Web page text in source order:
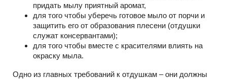
придать мылу приятный аромат,
для того чтобы уберечь готовое мыло от порчи и
защитить его от образования плесени (отдушки
служат консервантами);
для того чтобы вместе с красителями влиять на
окраску мыла.
Одно из главных требований к отдушкам – они должны